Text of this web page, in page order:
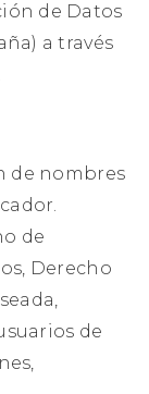
de Datos
a través
de nombres
de
Derecho
de